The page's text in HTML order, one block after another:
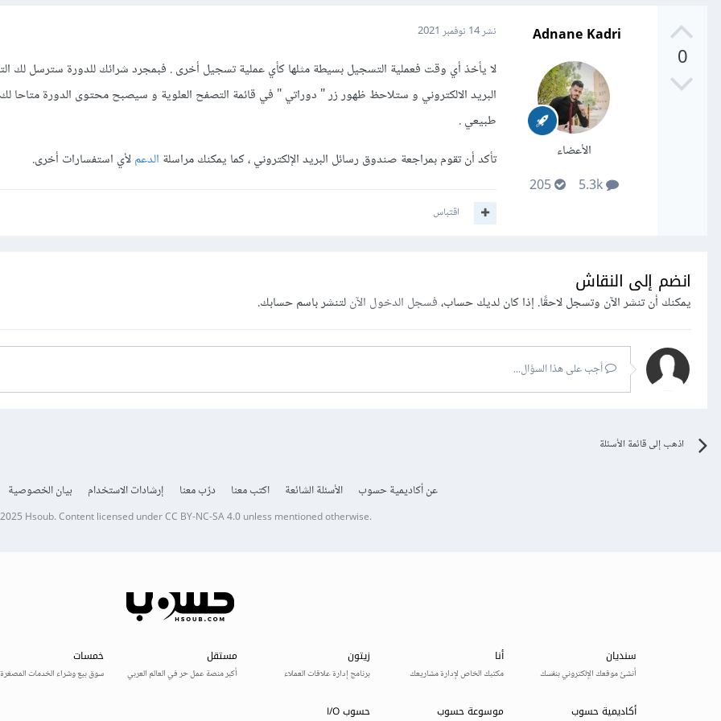
0
Adnane Kadri
الأعضاء
5.3k
205
نشر14 نوفمبر 2021
لا يأخذ أي وقت فعملية التسجيل بسيطة مثلها كأي عملية تسجيل أخرى . فبمجرد شرائك للدورة سترسل لك
البريد الالكتروني و ستلاحظ ظهور زر " دوراتي " في قائمة التصفح العلوية و سيصبح محتوى الدورة متاحا
طبيعي .
تأكد أن تقوم بمراجعة صندوق رسائل البريد الإلكتروني ، كما يمكنك مراسلة الدعملأي استفسارات أخرى.
اقتباس
انضم إلى النقاش
يمكنك أن تنشر الآن وتسجل لاحقًا. إذا كان لديك حساب،فسجل الدخول الآنلتنشر باسم حسابك.
أجب على هذا السؤال...
اذهب إلى قائمة الأسئلة
عن أكاديمية حسوب الأسئلة الشائعة اكتب معنا درّب معنا إرشادات الاستخدام بيان الخصوصية
Hsoub.Content licensed underCC BY-NC-SA 4.0unless mentioned otherwise.